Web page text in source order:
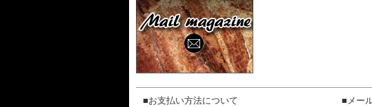
■お支払い方法について
■メー